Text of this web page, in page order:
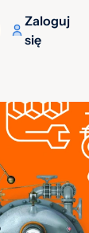
Zaloguj
się